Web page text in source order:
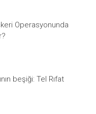
Operasyonunda
beşiği: Tel Rıfat